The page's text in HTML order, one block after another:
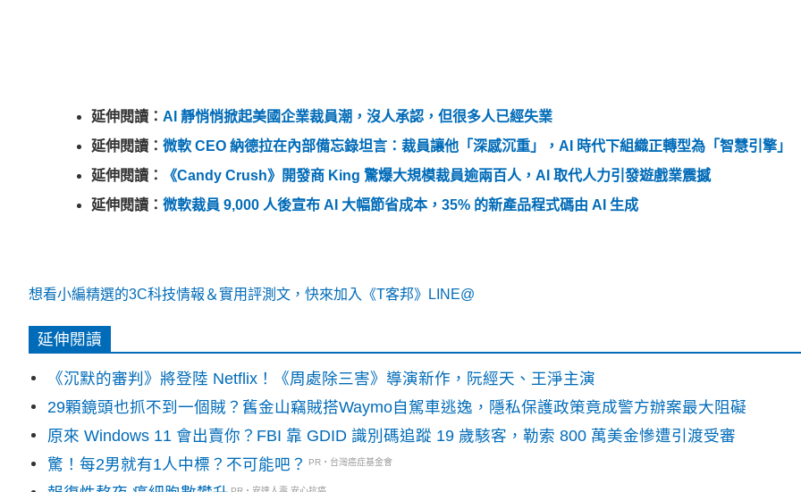
延伸閱讀： AI 靜悄悄掀起美國企業裁員潮，沒人承認，但很多人已經失業
延伸閱讀： 微軟 CEO 納德拉在內部備忘錄坦言：裁員讓他「深感沉重」，AI 時代下組織正轉型為「智慧引擎」
延伸閱讀：
《Candy Crush》開發商 King 驚爆大規模裁員逾兩百人，AI 取代人力引發遊戲業震撼
延伸閱讀： 微軟裁員 9,000 人後宣布 AI 大幅節省成本，35% 的新產品程式碼由 AI 生成
想看小編精選的3C科技情報＆實用評測文，快來加入《T客邦》LINE@
延伸閱讀
《沉默的審判》將登陸 Netflix！《周處除三害》導演新作，阮經天、王淨主演
29顆鏡頭也抓不到一個賊？舊金山竊賊搭Waymo自駕車逃逸，隱私保護政策竟成警方辦案最大阻礙
原來 Windows 11 會出賣你？FBI 靠 GDID 識別碼追蹤 19 歲駭客，勒索 800 萬美金慘遭引渡受審
驚！每2男就有1人中標？不可能吧？
PR・台灣癌症基金會